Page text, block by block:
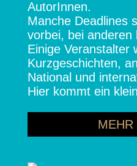
AutorInnen.
Manche Deadlines
vorbei, bei anderen
Einige Veranstalter
Kurzgeschichten,
National und
Hier kommt ein
MEHR